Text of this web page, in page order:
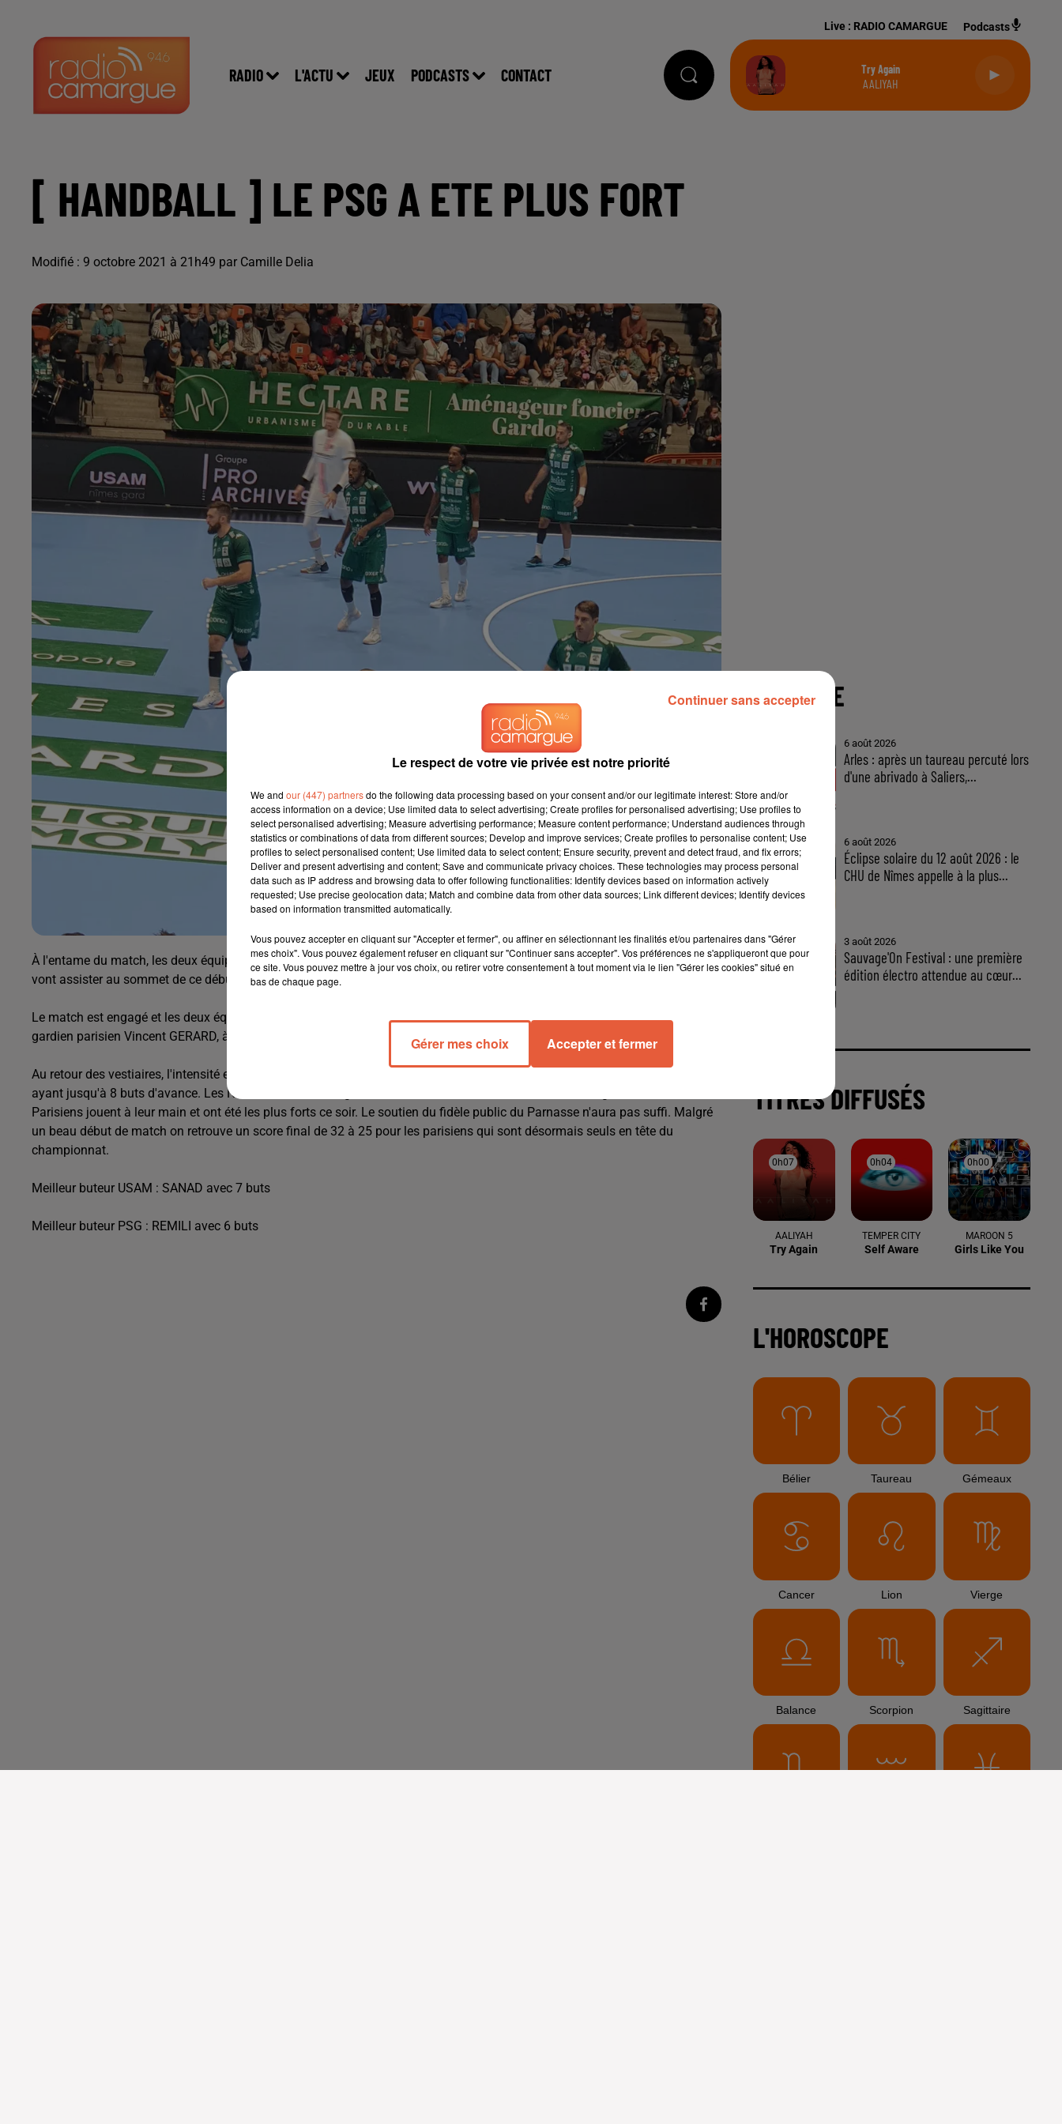
RADIO L'ACTU JEUX PODCASTS CONTACT
Live : RADIO CAMARGUE Podcasts
Try Again
AALIYAH
[ HANDBALL ] LE PSG A ETE PLUS FORT
Modifié : 9 octobre 2021 à 21h49 par Camille Delia
À l'entame du match, les deux équipes sont invaincues et les 4 000 spectateurs du Parnasse chauffés à blanc savent qu'ils
vont assister au sommet de ce début de championnat.
Le match est engagé et les deux équipes se rendent coup pour coup.La différence se fait avec la réussite dans la cage du
gardien parisien Vincent GERARD, à la mi-temps 16 - 13 pour le PSG.
Au retour des vestiaires, l'intensité est toujours la même, mais en milieu de seconde mi-temps les Parisiens creusent l'écart
ayant jusqu'à 8 buts d'avance. Les Nîmois semblent résignés, même
Parisiens jouent à leur main et ont été les plus forts ce soir. Le soutien du fidèle public du Parnasse n'aura pas suffi. Malgré
un beau début de match on retrouve un score final de 32 à 25 pour les parisiens qui sont désormais seuls en tête du
championnat.
Meilleur buteur USAM : SANAD avec 7 buts
Meilleur buteur PSG : REMILI avec 6 buts
À LA UNE
6 août 2026
Arles : après un taureau percuté lors
d'une abrivado à Saliers,...
6 août 2026
Éclipse solaire du 12 août 2026 : le
CHU de Nîmes appelle à la plus...
3 août 2026
Sauvage'On Festival : une première
édition électro attendue au cœur...
TITRES DIFFUSÉS
0h07
0h07
AALIYAH
Try Again
0h04
0h04
TEMPER CITY
Self Aware
0h00
0h00
MAROON 5
Girls Like You
L'HOROSCOPE
Bélier Taureau Gémeaux
Cancer Lion Vierge
Balance Scorpion Sagittaire
Le respect de votre vie privée est notre priorité
We and our (447) partnersdo the following data processing based on your consent and/or our legitimate interest: Store and/or
access information on a device; Use limited data to select advertising; Create profiles for personalised advertising; Use profiles to
select personalised advertising; Measure advertising performance; Measure content performance; Understand audiences through
statistics or combinations of data from different sources; Develop and improve services; Create profiles to personalise content; Use
profiles to select personalised content; Use limited data to select content; Ensure security, prevent and detect fraud, and fix errors;
Deliver and present advertising and content; Save and communicate privacy choices. These technologies may process personal
data such as IP address and browsing data to offer following functionalities: Identify devices based on information actively
requested; Use precise geolocation data; Match and combine data from other data sources; Link different devices; Identify devices
based on information transmitted automatically.
Vous pouvez accepter en cliquant sur "Accepter et fermer", ou affiner en sélectionnant les finalités et/ou partenaires dans "Gérer
mes choix". Vous pouvez également refuser en cliquant sur "Continuer sans accepter". Vos préférences ne s'appliqueront que pour
ce site. Vous pouvez mettre à jour vos choix, ou retirer votre consentement à tout moment via le lien "Gérer les cookies" situé en
bas de chaque page.
Gérer mes choix Accepter et fermer
Continuer sans accepter